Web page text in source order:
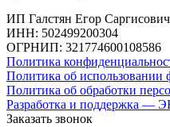
ИП Галстян Егор
ИНН: 502499200304
ОГРНИП: 321774600108586
Политика
Политика об использовании
Политика об обработки
Разработка и поддержка —
Заказать звонок